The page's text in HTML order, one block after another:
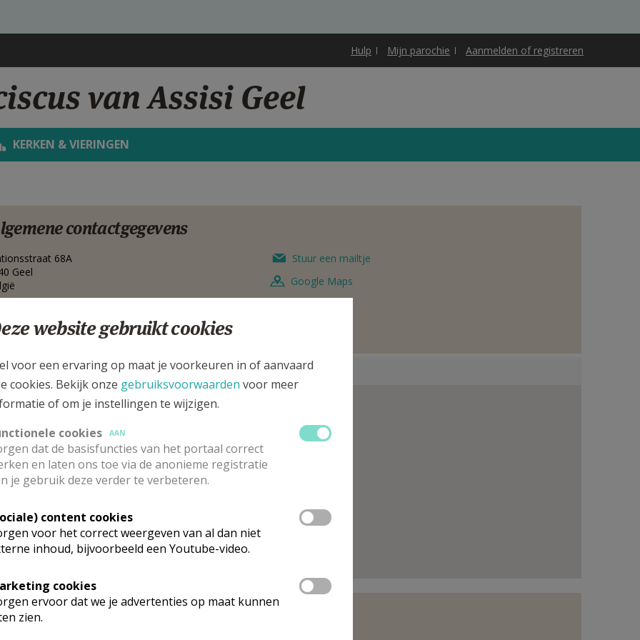
Hulp Mijn parochie Aanmelden of registreren
van Assisi Geel
KERKEN & VIERINGEN
contactgegevens
68A
Geel
0479 456947
Stuur een mailtje
Google Maps
68A, 2440 Geel
website gebruikt cookies
voor een ervaring op maat je voorkeuren in of aanvaard
cookies. Bekijk onze gebruiksvoorwaarden voor meer
of om je instellingen te wijzigen.
cookies
AAN
dat de basisfuncties van het portaal correct
en laten ons toe via de anonieme registratie
je gebruik deze verder te verbeteren.
content cookies
voor het correct weergeven van al dan niet
inhoud, bijvoorbeeld een Youtube-video.
cookies
ervoor dat we je advertenties op maat kunnen
zien.